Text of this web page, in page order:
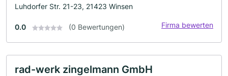
Luhdorfer Str. 21-23, 21423 Winsen
0.0 (0 Bewertungen) Firma bewerten
rad-werk zingelmann GmbH